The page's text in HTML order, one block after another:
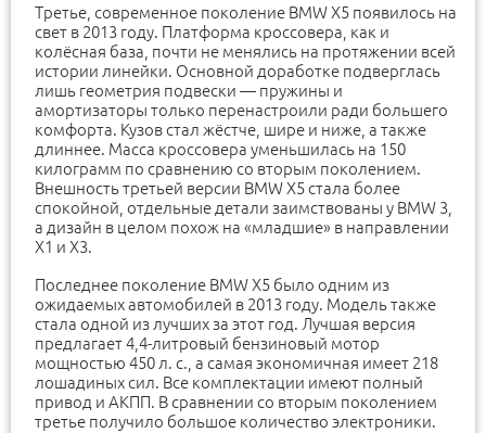
Третье, современное поколение BMW X5 появилось на
свет в 2013 году. Платформа кроссовера, как и
колёсная база, почти не менялись на протяжении всей
истории линейки. Основной доработке подверглась
лишь геометрия подвески — пружины и
амортизаторы только перенастроили ради большего
комфорта. Кузов стал жёстче, шире и ниже, а также
длиннее. Масса кроссовера уменьшилась на 150
килограмм по сравнению со вторым поколением.
Внешность третьей версии BMW X5 стала более
спокойной, отдельные детали заимствованы у BMW 3,
а дизайн в целом похож на «младшие» в направлении
X1 и X3.
Последнее поколение BMW X5 было одним из
ожидаемых автомобилей в 2013 году. Модель также
стала одной из лучших за этот год. Лучшая версия
предлагает 4,4-литровый бензиновый мотор
мощностью 450 л. с., а самая экономичная имеет 218
лошадиных сил. Все комплектации имеют полный
привод и АКПП. В сравнении со вторым поколением
третье получило большое количество электроники.